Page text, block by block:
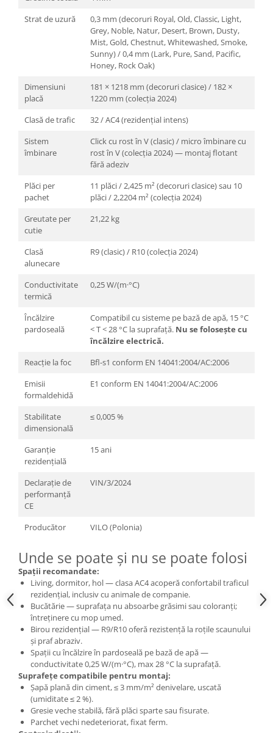
Strat de uzură
0,3 mm (decoruri Royal, Old, Classic, Light,
Grey, Noble, Natur, Desert, Brown, Dusty,
Mist, Gold, Chestnut, Whitewashed, Smoke,
Sunny) / 0,4 mm (Lark, Pure, Sand, Pacific,
Honey, Rock Oak)
Dimensiuni
placă
181 × 1218 mm (decoruri clasice) / 182 ×
1220 mm (colecția 2024)
Clasă de trafic
32 / AC4 (rezidențial intens)
Sistem
îmbinare
Click cu rost în V (clasic) / micro îmbinare cu
rost în V (colecția 2024) — montaj flotant
fără adeziv
Plăci per
pachet
11 plăci / 2,425 m² (decoruri clasice) sau 10
plăci / 2,2204 m² (colecția 2024)
Greutate per
cutie
21,22 kg
Clasă
alunecare
R9 (clasic) / R10 (colecția 2024)
Conductivitate
termică
0,25 W/(m·°C)
Încălzire
pardoseală
Compatibil cu sisteme pe bază de apă, 15 °C
< T < 28 °C la suprafață. Nu se folosește cu
încălzire electrică.
Reacție la foc
Bfl-s1 conform EN 14041:2004/AC:2006
Emisii
formaldehidă
E1 conform EN 14041:2004/AC:2006
Stabilitate
dimensională
≤ 0,005 %
Garanție
rezidențială
15 ani
Declarație de
performanță
CE
VIN/3/2024
Producător VILO (Polonia)
Unde se poate și nu se poate folosi
Spații recomandate:
Living, dormitor, hol — clasa AC4 acoperă confortabil traficul
rezidențial, inclusiv cu animale de companie.
Bucătărie — suprafața nu absoarbe grăsimi sau coloranți;
întreținere cu mop umed.
Birou rezidențial — R9/R10 oferă rezistență la roțile scaunului
și praf abraziv.
Spații cu încălzire în pardoseală pe bază de apă —
conductivitate 0,25 W/(m·°C), max 28 °C la suprafață.
Suprafețe compatibile pentru montaj:
Șapă plană din ciment, ≤ 3 mm/m² denivelare, uscată
(umiditate ≤ 2 %).
Gresie veche stabilă, fără plăci sparte sau fisurate.
Parchet vechi nedeteriorat, fixat ferm.